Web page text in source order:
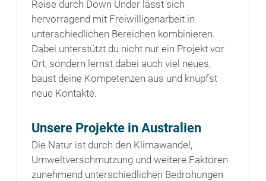
Reise durch Down Under lässt sich
hervorragend mit Freiwilligenarbeit in
unterschiedlichen Bereichen kombinieren.
Dabei unterstützt du nicht nur ein Projekt vor
Ort, sondern lernst dabei auch viel neues,
baust deine Kompetenzen aus und knüpfst
neue Kontakte.
Unsere Projekte in Australien
Die Natur ist durch den Klimawandel,
Umweltverschmutzung und weitere Faktoren
zunehmend unterschiedlichen Bedrohungen